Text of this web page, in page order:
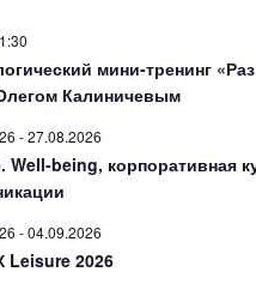
мини-тренинг
Калиничевым
-27.08.2026
Well-being, корпоративная
-04.09.2026
2026